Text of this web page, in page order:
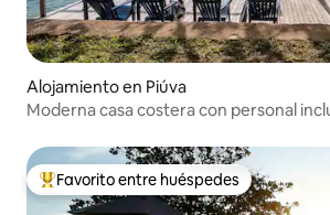
Alojamiento en Piúva
Moderna casa costera con personal
Favorito entre los huéspedes más
Favorito entre huéspedes